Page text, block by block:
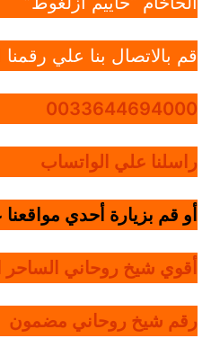
قم بالاتصال بنا علي رقمنا
0033644694000
راسلنا علي الواتساب
أو قم بزيارة أحدي
أقوي شيخ روحاني الساحر
رقم شيخ روحاني مضمون